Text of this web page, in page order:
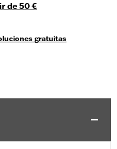
de 50 €
gratuitas